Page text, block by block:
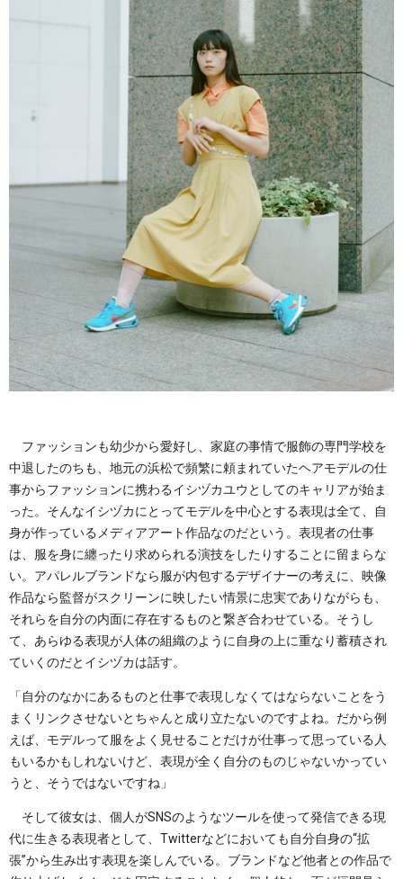
ファッションも幼少から愛好し、家庭の事情で服飾の専門学校を
中退したのちも、地元の浜松で頻繁に頼まれていたヘアモデルの仕
事からファッションに携わるイシヅカユウとしてのキャリアが始ま
った。そんなイシヅカにとってモデルを中心とする表現は全て、自
身が作っているメディアアート作品なのだという。表現者の仕事
は、服を身に纏ったり求められる演技をしたりすることに留まらな
い。アパレルブランドなら服が内包するデザイナーの考えに、映像
作品なら監督がスクリーンに映したい情景に忠実でありながらも、
それらを自分の内面に存在するものと繋ぎ合わせている。そうし
て、あらゆる表現が人体の組織のように自身の上に重なり蓄積され
ていくのだとイシヅカは話す。
「自分のなかにあるものと仕事で表現しなくてはならないことをう
まくリンクさせないとちゃんと成り立たないのですよね。だから例
えば、モデルって服をよく見せることだけが仕事って思っている人
もいるかもしれないけど、表現が全く自分のものじゃないかってい
うと、そうではないですね」
そして彼女は、個人がSNSのようなツールを使って発信できる現
代に生きる表現者として、Twitterなどにおいても自分自身の“拡
張”から生み出す表現を楽しんでいる。ブランドなど他者との作品で